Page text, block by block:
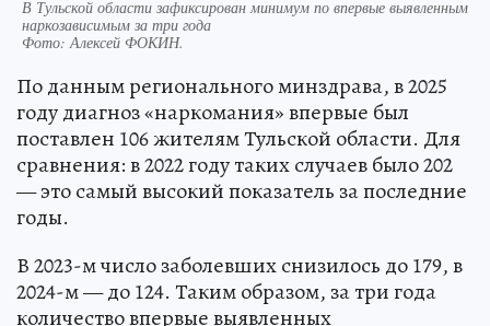
В Тульской области зафиксирован минимум по впервые выявленным
наркозависимым за три года
Фото: Алексей ФОКИН.
По данным регионального минздрава, в 2025
году диагноз «наркомания» впервые был
поставлен 106 жителям Тульской области. Для
сравнения: в 2022 году таких случаев было 202
— это самый высокий показатель за последние
годы.
В 2023-м число заболевших снизилось до 179, в
2024-м — до 124. Таким образом, за три года
количество впервые выявленных